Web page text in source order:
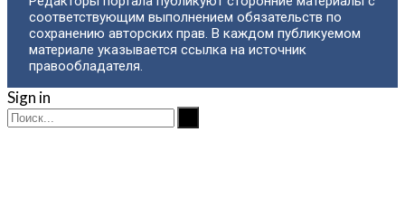
соответствующим выполнением обязательств по
сохранению авторских прав. В каждом публикуемом
материале указывается ссылка на источник
правообладателя.
Sign in